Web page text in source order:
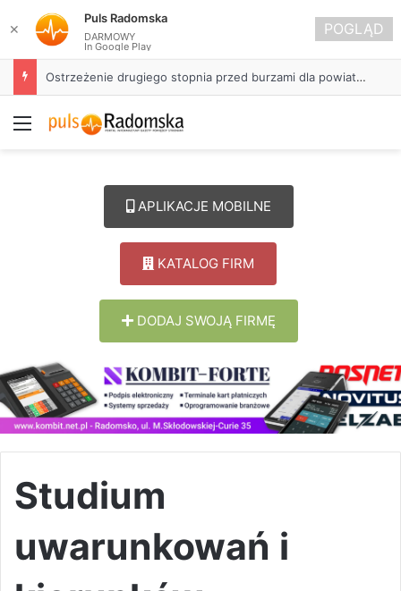
Ostrzeżenie drugiego stopnia przed burzami dla powiatu radomszczańskiego
Menu
APLIKACJE MOBILNE
KATALOG FIRM
DODAJ SWOJĄ FIRMĘ
Studium
uwarunkowań i
✕
Puls Radomska
DARMOWY
In Google Play
POGLĄD